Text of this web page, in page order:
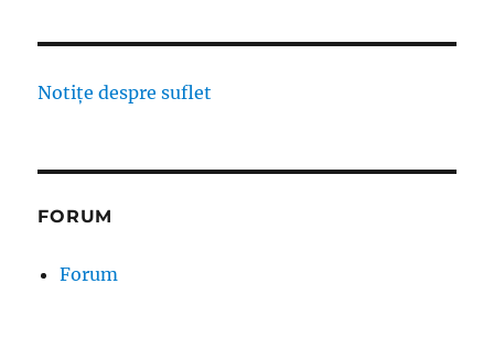
Notițe despre suflet
FORUM
Forum